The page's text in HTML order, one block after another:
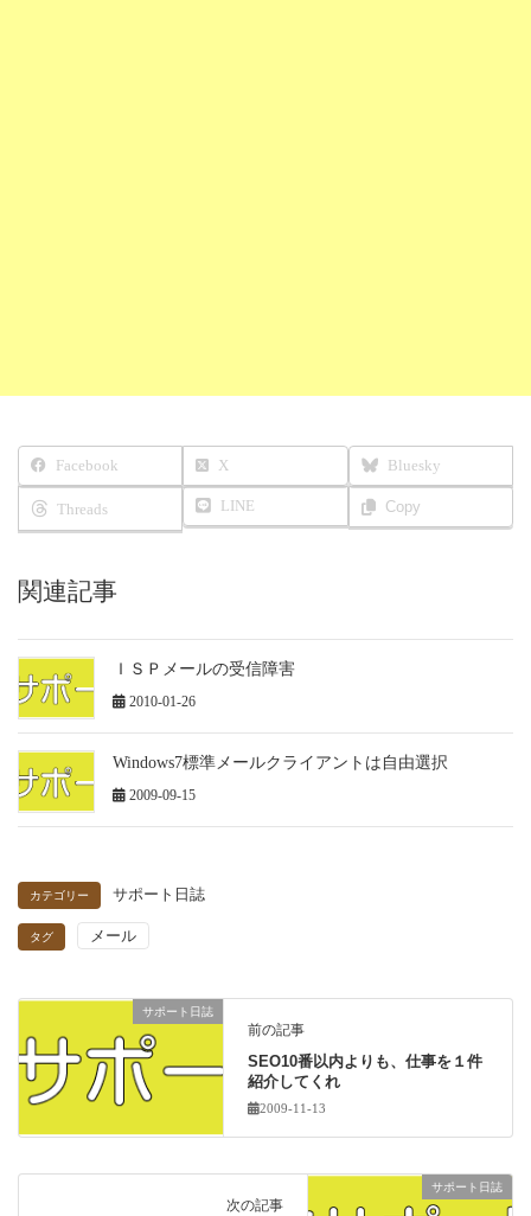
Facebook X Bluesky
Threads LINE Copy
関連記事
ＩＳＰメールの受信障害
2010-01-26
Windows7標準メールクライアントは自由選択
2009-09-15
カテゴリー サポート日誌
タグ メール
サポート日誌
前の記事
SEO10番以内よりも、仕事を１件
紹介してくれ
2009-11-13
サポート日誌
次の記事